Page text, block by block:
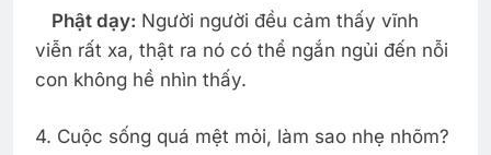
Phật dạy: Người người đều cảm thấy vĩnh
viễn rất xa, thật ra nó có thể ngắn ngủi đến nỗi
con không hề nhìn thấy.
4. Cuộc sống quá mệt mỏi, làm sao nhẹ nhõm?